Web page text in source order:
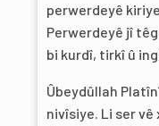
perwerdeyê
Perwerdeyê jî
bi kurdî, tirkî û
Ûbeydûllah
nivîsiye. Li ser